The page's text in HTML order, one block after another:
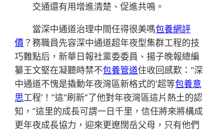
交通還有用增進清楚、促進共鳴。
當深中通道治理中間任得很美嗎包養網評
價 ？務職員先容深中通道超年夜型集群工程的技
巧難點后，新華日報社黨委委員、揚子晚報總編
纂王文堅在凝聽時禁不包養管道住收回感歎：“深
中通道不愧是撬動年夜灣區新格式的‘超等包養意
思工程’！”這“刷新”了他對年夜灣區這片熱土的認
知，“這里的成長可謂一日千里，信任將來將構成
更年夜成長協力，迎來更遼闊岳父母，只有他們